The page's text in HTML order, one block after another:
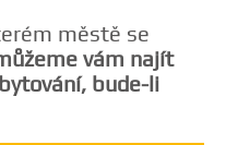
městě se
vám najít
bude-li